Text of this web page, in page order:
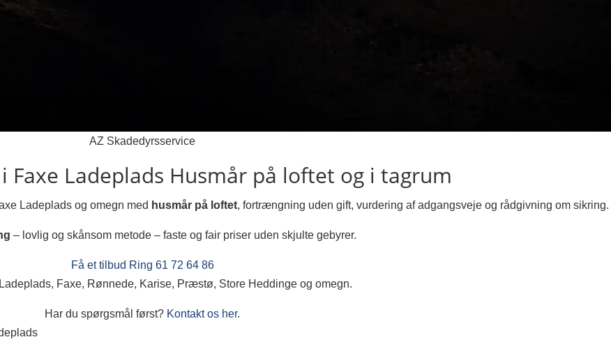
AZ Skadedyrsservice
Ladeplads Husmår på loftet og i tagrum
Ladeplads og omegn med husmår på loftet, fortrængning uden gift, vurdering af adgangsveje og rådgivning om sikring.
– lovlig og skånsom metode – faste og fair priser uden skjulte gebyrer.
Få et tilbud Ring 61 72 64 86
Faxe, Rønnede, Karise, Præstø, Store Heddinge og omegn.
Har du spørgsmål først? Kontakt os her.